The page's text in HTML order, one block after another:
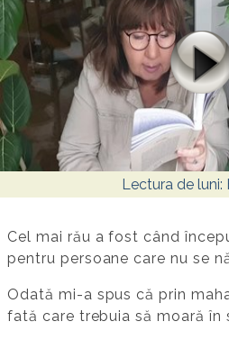
Lectura de luni:
Cel mai rău a fost când
pentru persoane care nu se
Odată mi-a spus că prin
fată care trebuia să moară în